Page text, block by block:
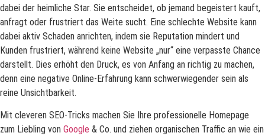
dabei der heimliche Star. Sie entscheidet, ob jemand begeistert kauft,
anfragt oder frustriert das Weite sucht. Eine schlechte Website kann
dabei aktiv Schaden anrichten, indem sie Reputation mindert und
Kunden frustriert, während keine Website „nur“ eine verpasste Chance
darstellt. Dies erhöht den Druck, es von Anfang an richtig zu machen,
denn eine negative Online-Erfahrung kann schwerwiegender sein als
reine Unsichtbarkeit.
Mit cleveren SEO-Tricks machen Sie Ihre professionelle Homepage
zum Liebling von Google & Co. und ziehen organischen Traffic an wie ein